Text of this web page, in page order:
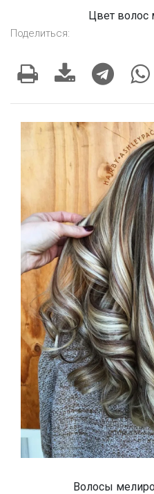
Цвет волос
Поделиться:
Волосы